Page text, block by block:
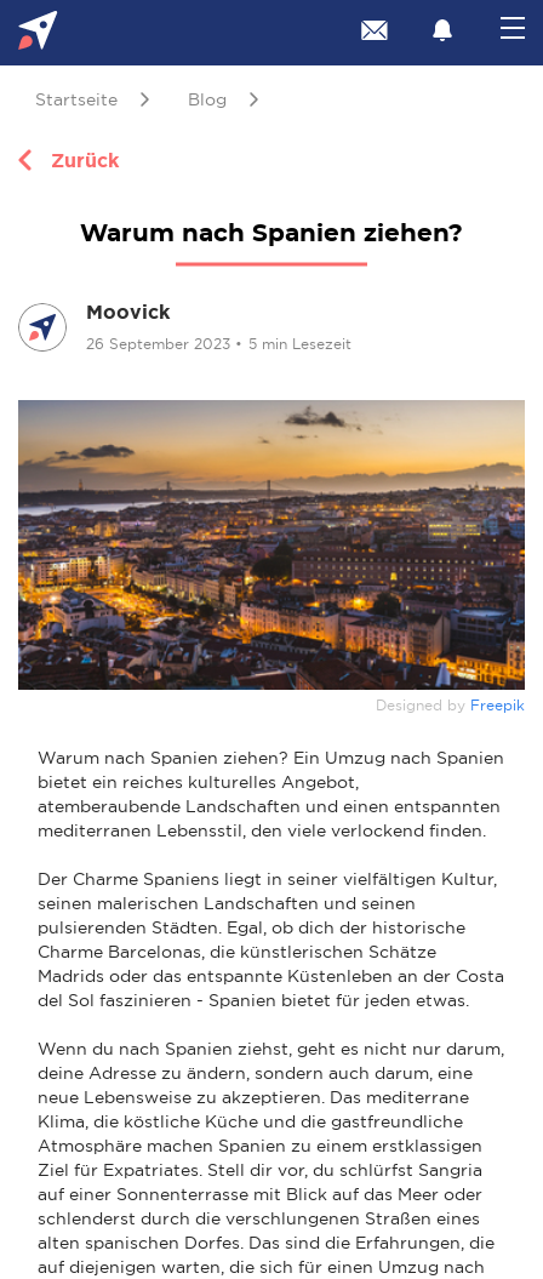
Startseite Blog
Zurück
Warum nach Spanien ziehen?
Moovick
26 September 2023 • 5 min Lesezeit
Designed by Freepik
Warum nach Spanien ziehen? Ein Umzug nach Spanien
bietet ein reiches kulturelles Angebot,
atemberaubende Landschaften und einen entspannten
mediterranen Lebensstil, den viele verlockend finden.
Der Charme Spaniens liegt in seiner vielfältigen Kultur,
seinen malerischen Landschaften und seinen
pulsierenden Städten. Egal, ob dich der historische
Charme Barcelonas, die künstlerischen Schätze
Madrids oder das entspannte Küstenleben an der Costa
del Sol faszinieren - Spanien bietet für jeden etwas.
Wenn du nach Spanien ziehst, geht es nicht nur darum,
deine Adresse zu ändern, sondern auch darum, eine
neue Lebensweise zu akzeptieren. Das mediterrane
Klima, die köstliche Küche und die gastfreundliche
Atmosphäre machen Spanien zu einem erstklassigen
Ziel für Expatriates. Stell dir vor, du schlürfst Sangria
auf einer Sonnenterrasse mit Blick auf das Meer oder
schlenderst durch die verschlungenen Straßen eines
alten spanischen Dorfes. Das sind die Erfahrungen, die
auf diejenigen warten, die sich für einen Umzug nach